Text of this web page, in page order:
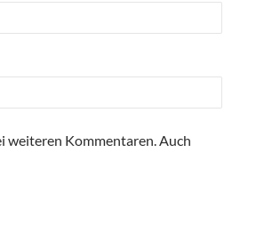
weiteren Kommentaren. Auch